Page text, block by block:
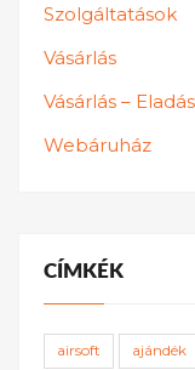
Szolgáltatások
Vásárlás
Vásárlás – Eladás
Webáruház
CÍMKÉK
airsoft ajándék